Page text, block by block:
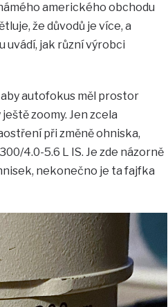
amerického obchodu
že důvodů je více, a
uvádí, jak různí výrobci
aby autofokus měl prostor
zoomy. Jen zcela
při změně ohniska,
4.0-5.6 L IS. Je zde názorně
nekonečno je ta fajfka